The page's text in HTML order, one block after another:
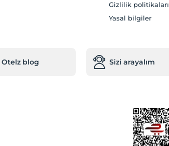
Gizlilik politikaları
Yasal bilgiler
Otelz blog Sizi arayalım